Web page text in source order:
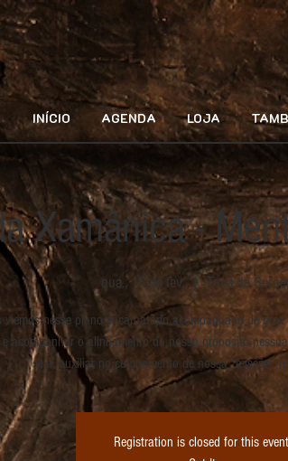
INÍCIO AGENDA LOJA
Xamânica -
qua., 13 de fev.
  |
Toca da
viemos nesse plano encarnatório acompanhado de
acompanhar o alinhamento do nosso proposito
seja, auxiliar no cumprimento de nossa “missão”
Registration is closed for this